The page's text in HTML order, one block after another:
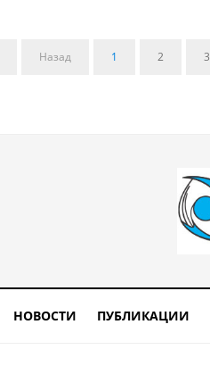
Назад 1 2 3
НОВОСТИ ПУБЛИКАЦИИ